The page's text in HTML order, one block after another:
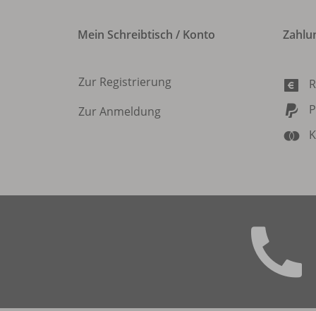
Mein Schreibtisch / Konto
Zur Registrierung
Zur Anmeldung